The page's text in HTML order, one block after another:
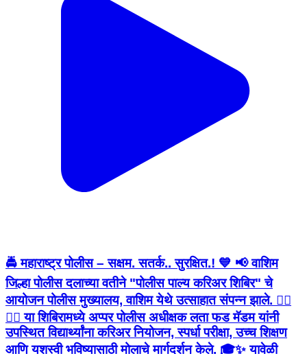
🚔 महाराष्ट्र पोलीस – सक्षम. सतर्क.. सुरक्षित.! 💙 📢 वाशिम
जिल्हा पोलीस दलाच्या वतीने "पोलीस पाल्य करिअर शिबिर" चे
आयोजन पोलीस मुख्यालय, वाशिम येथे उत्साहात संपन्न झाले. 👮‍♂️
👮‍♀️ या शिबिरामध्ये अप्पर पोलीस अधीक्षक लता फड मॅडम यांनी
उपस्थित विद्यार्थ्यांना करिअर नियोजन, स्पर्धा परीक्षा, उच्च शिक्षण
आणि यशस्वी भविष्यासाठी मोलाचे मार्गदर्शन केले. 🎓✨ यावेळी